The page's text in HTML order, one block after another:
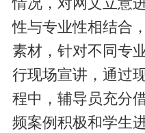
性与专业性相结合
素材，针对不同专
行现场宣讲，通过
程中，辅导员充分
频案例积极和学生